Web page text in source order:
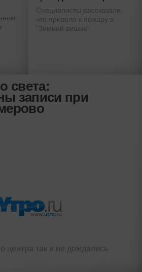
Специалисты рассказали,
что привело к пожару в
"Зимней вишне"
света:
записи при
центра так и не дождались